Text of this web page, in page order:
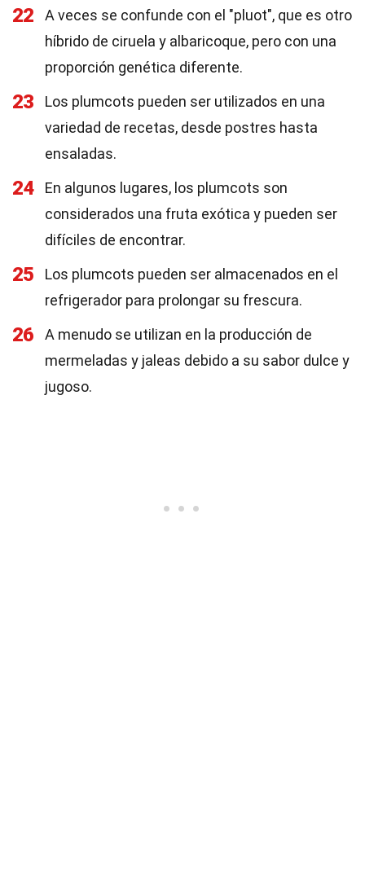
22
A veces se confunde con el "pluot", que es otro
híbrido de ciruela y albaricoque, pero con una
proporción genética diferente.
23
Los plumcots pueden ser utilizados en una
variedad de recetas, desde postres hasta
ensaladas.
24
En algunos lugares, los plumcots son
considerados una fruta exótica y pueden ser
difíciles de encontrar.
25
Los plumcots pueden ser almacenados en el
refrigerador para prolongar su frescura.
26
A menudo se utilizan en la producción de
mermeladas y jaleas debido a su sabor dulce y
jugoso.